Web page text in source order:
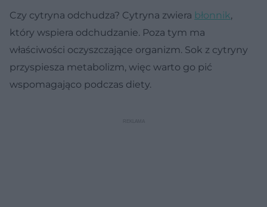
Czy cytryna odchudza? Cytryna zwiera błonnik,
który wspiera odchudzanie. Poza tym ma
właściwości oczyszczające organizm. Sok z cytryny
przyspiesza metabolizm, więc warto go pić
wspomagająco podczas diety.